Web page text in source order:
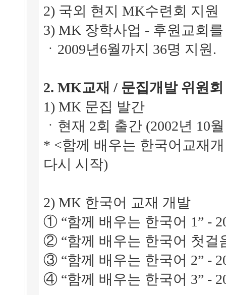
2) 국외 현지 MK수련회 지원
3) MK 장학사업 - 후원교회
ㆍ2009년6월까지 36명 지원.
2. MK교재 / 문집개발 위원회
1) MK 문집 발간
ㆍ현재 2회 출간 (2002년 10
* <함께 배우는 한국어교재
다시 시작)
2) MK 한국어 교재 개발
① “함께 배우는 한국어 1” -
② “함께 배우는 한국어 첫걸
③ “함께 배우는 한국어 2” -
④ “함께 배우는 한국어 3” -